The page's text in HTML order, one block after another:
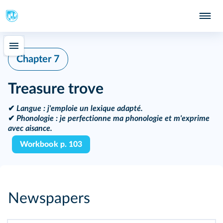
Chapter 7
Treasure trove
✔ Langue : j'emploie un lexique adapté.
✔ Phonologie : je perfectionne ma phonologie et m'exprime
avec aisance.
Workbook p. 103
Newspapers